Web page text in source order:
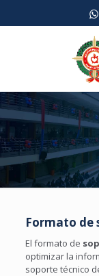
Formato de
El formato de
optimizar la
soporte técnico